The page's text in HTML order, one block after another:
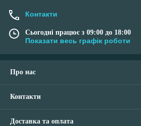
Контакти
Сьогодні працює з 09:00 до 18:00
Показати весь графік роботи
Про нас
Контакти
Доставка та оплата